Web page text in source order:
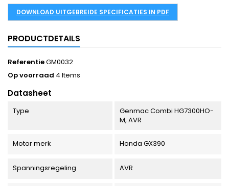
DOWNLOAD UITGEBREIDE SPECIFICATIES IN PDF
PRODUCTDETAILS
ReferentieGM0032
Op voorraad 4 Items
Datasheet
Type
Genmac Combi HG7300HO-
M, AVR
Motor merk Honda GX390
Spanningsregeling AVR